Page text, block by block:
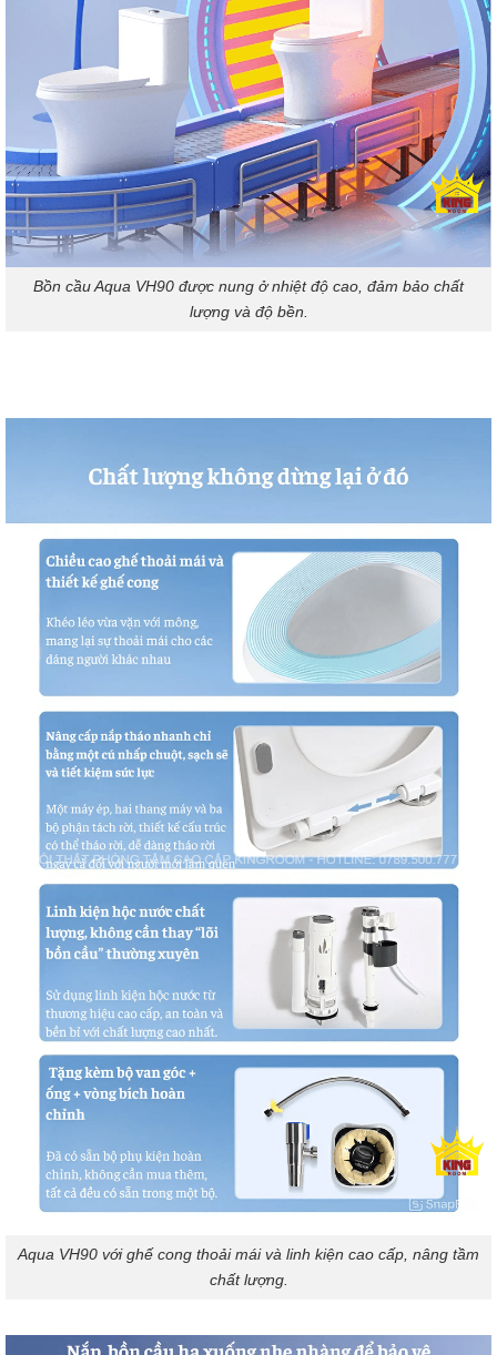
Bồn cầu Aqua VH90 được nung ở nhiệt độ cao, đảm bảo chất
lượng và độ bền.
Aqua VH90 với ghế cong thoải mái và linh kiện cao cấp, nâng tầm
chất lượng.